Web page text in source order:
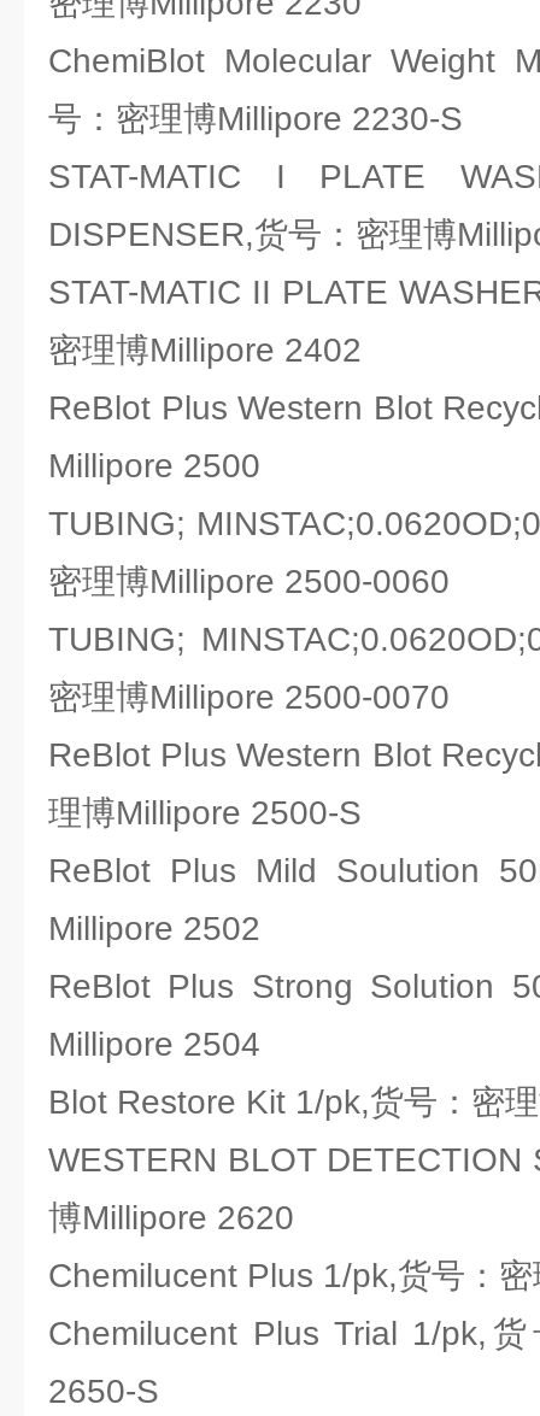
ChemiBlot Molecular Weight
号：密理博Millipore 2230-S
STAT-MATIC I PLATE
DISPENSER,货号：密理博
STAT-MATIC II PLATE
密理博Millipore 2402
ReBlot Plus Western Blot
Millipore 2500
TUBING;
密理博Millipore 2500-0060
TUBING;
密理博Millipore 2500-0070
ReBlot Plus Western Blot
理博Millipore 2500-S
ReBlot Plus Mild Soulution
Millipore 2502
ReBlot Plus Strong Solution
Millipore 2504
Blot Restore Kit 1/pk,货号：密
WESTERN BLOT DETECTION
博Millipore 2620
Chemilucent Plus 1/pk,货号：
Chemilucent Plus Trial 1/pk,
2650-S